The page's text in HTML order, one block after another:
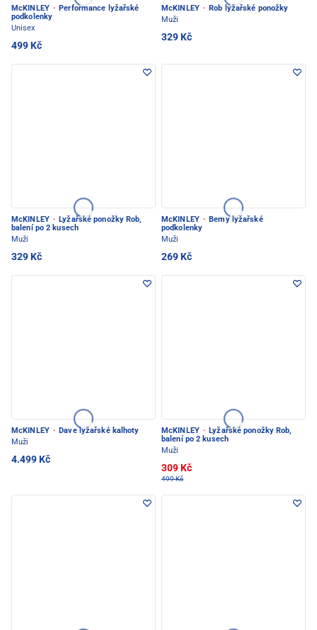
McKINLEY · Performance lyžařské
podkolenky
Unisex
499 Kč
McKINLEY · Rob lyžařské ponožky
Muži
329 Kč
McKINLEY · Lyžařské ponožky Rob,
balení po 2 kusech
Muži
329 Kč
McKINLEY · Bemy lyžařské
podkolenky
Muži
269 Kč
McKINLEY · Dave lyžařské kalhoty
Muži
4.499 Kč
McKINLEY · Lyžařské ponožky Rob,
balení po 2 kusech
Muži
309 Kč
499 Kč